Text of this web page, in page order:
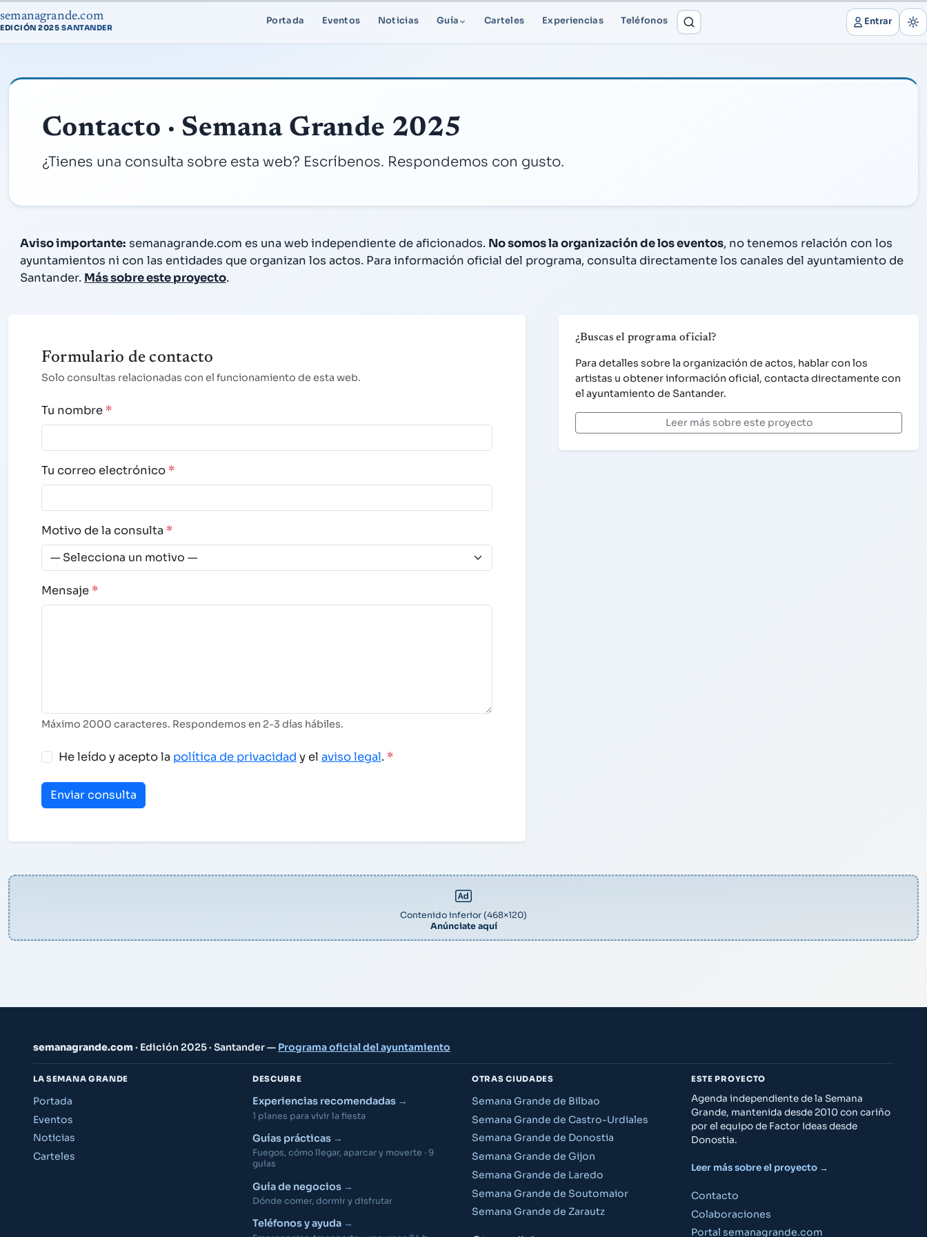
semanagrande.com
EDICIÓN 2025·SANTANDER
Portada Eventos Noticias Guía Carteles Experiencias Teléfonos Entrar
Contacto · Semana Grande 2025
¿Tienes una consulta sobre esta web? Escríbenos. Respondemos con gusto.
Aviso importante: semanagrande.com es una web independiente de aficionados. No somos la organización de los eventos, no tenemos relación con los
ayuntamientos ni con las entidades que organizan los actos. Para información oficial del programa, consulta directamente los canales del ayuntamiento de
Santander. Más sobre este proyecto.
Formulario de contacto
Solo consultas relacionadas con el funcionamiento de esta web.
Tu nombre *
Tu correo electrónico *
Motivo de la consulta *
Mensaje *
Máximo 2000 caracteres. Respondemos en 2-3 días hábiles.
He leído y acepto la política de privacidad y el aviso legal. *
Enviar consulta
¿Buscas el programa oficial?
Para detalles sobre la organización de actos, hablar con los
artistas u obtener información oficial, contacta directamente con
el ayuntamiento de Santander.
Leer más sobre este proyecto
Contenido inferior (468×120)
Anúnciate aquí
semanagrande.com· Edición 2025 · Santander — Programa oficial del ayuntamiento
LA SEMANA GRANDE
Portada
Eventos
Noticias
Carteles
DESCUBRE
Experiencias recomendadas
1 planes para vivir la fiesta
Guías prácticas
Fuegos, cómo llegar, aparcar y moverte · 9
guías
Guía de negocios
Dónde comer, dormir y disfrutar
Teléfonos y ayuda
OTRAS CIUDADES
Semana Grande de Bilbao
Semana Grande de Castro-Urdiales
Semana Grande de Donostia
Semana Grande de Gijon
Semana Grande de Laredo
Semana Grande de Soutomaior
Semana Grande de Zarautz
ESTE PROYECTO
Agenda independiente de la Semana
Grande, mantenida desde 2010 con cariño
por el equipo de Factor Ideas desde
Donostia.
Leer más sobre el proyecto →
Contacto
Colaboraciones
Portal semanagrande.com